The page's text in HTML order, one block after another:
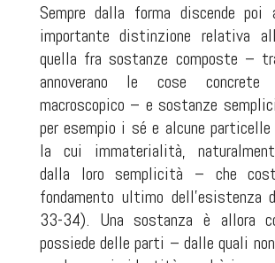
Sempre dalla forma discende poi
importante distinzione relativa
quella fra sostanze composte –
annoverano le cose concrete
macroscopico – e sostanze
per esempio i sé e alcune particelle
la cui immaterialità,
dalla loro semplicità – che
fondamento ultimo dell’esistenza
33-34). Una sostanza è allora
possiede delle parti – dalle quali non